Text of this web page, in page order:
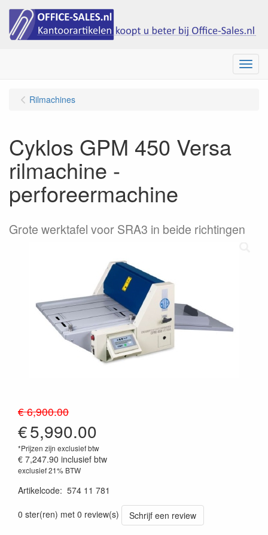
Menu
Rilmachines
Cyklos GPM 450 Versa
rilmachine -
perforeermachine
Grote werktafel voor SRA3 in beide richtingen
€ 6,900.00
€5,990.00
*Prijzen zijn exclusief btw
€ 7,247.90 inclusief btw
exclusief 21% BTW
Artikelcode: 574 11 781
0 ster(ren) met 0 review(s)
Schrijf een review